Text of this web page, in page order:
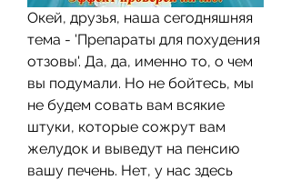
Окей, друзья, наша сегодняшняя
тема - 'Препараты для похудения
отзовы'. Да, да, именно то, о чем
вы подумали. Но не бойтесь, мы
не будем совать вам всякие
штуки, которые сожрут вам
желудок и выведут на пенсию
вашу печень. Нет, у нас здесь